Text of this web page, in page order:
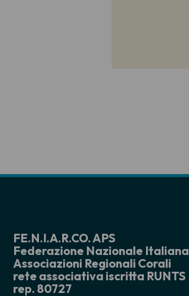
FE.N.I.A.R.CO. APS
Federazione Nazionale Italiana
Associazioni Regionali Corali
rete associativa iscritta RUNTS
rep. 80727